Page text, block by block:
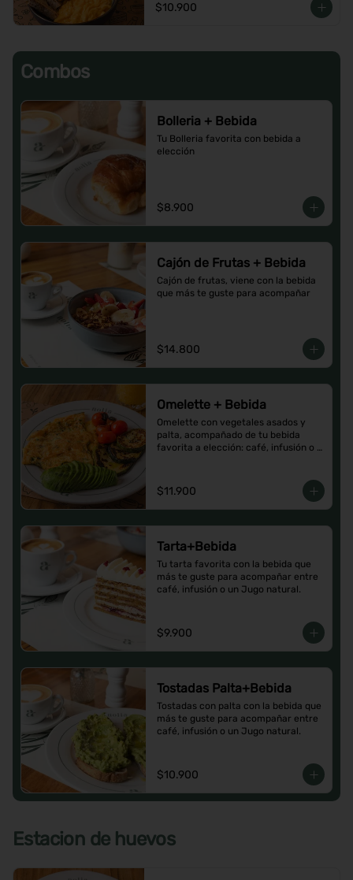
$10.900
Combos
Bolleria + Bebida
Tu Bolleria favorita con bebida a
elección
$8.900
Cajón de Frutas + Bebida
Cajón de frutas, viene con la bebida
que más te guste para acompañar
$14.800
Omelette + Bebida
Omelette con vegetales asados y
palta, acompañado de tu bebida
favorita a elección: café, infusión o
$11.900
Tarta+Bebida
Tu tarta favorita con la bebida que
más te guste para acompañar entre
café, infusión o un Jugo natural.
$9.900
Tostadas Palta+Bebida
Tostadas con palta con la bebida que
más te guste para acompañar entre
café, infusión o un Jugo natural.
$10.900
Estacion de huevos